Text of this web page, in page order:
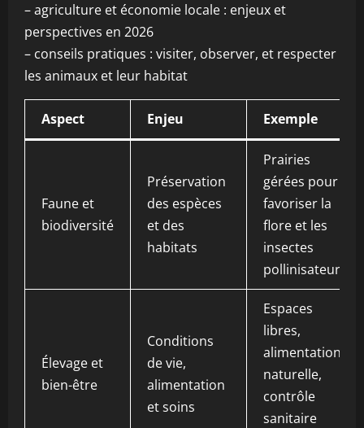
– agriculture et économie locale : enjeux et
perspectives en 2026
– conseils pratiques : visiter, observer, et respecter
les animaux et leur habitat
Aspect Enjeu Exemple
Faune et
biodiversité
Préservation
des espèces
et des
habitats
Prairies
gérées pour
favoriser la
flore et les
insectes
pollinisateurs
Élevage et
bien-être
Conditions
de vie,
alimentation
et soins
Espaces
libres,
alimentation
naturelle,
contrôle
sanitaire